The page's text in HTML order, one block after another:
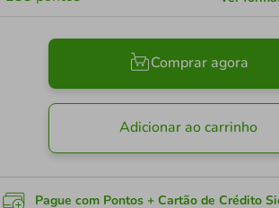
Comprar agora
Adicionar ao carrinho
Pague com Pontos + Cartão de Crédito